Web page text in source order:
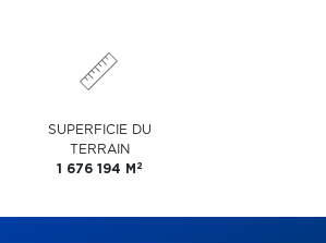
SUPERFICIE DU
TERRAIN
1 676 194 M 2